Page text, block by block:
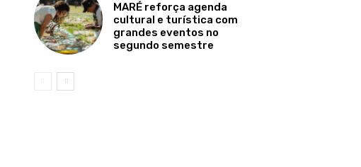
MARÉ reforça agenda
cultural e turística com
grandes eventos no
segundo semestre